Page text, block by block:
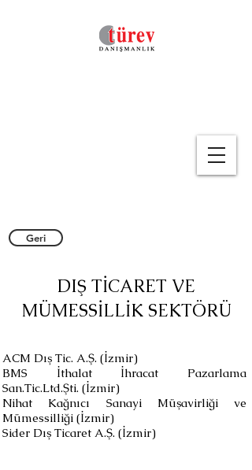
Geri
DIŞ TİCARET VE
MÜMESSİLLİK SEKTÖRÜ
ACM Dış Tic. A.Ş. (İzmir)
BMS İthalat İhracat Pazarlama
San.Tic.Ltd.Şti. (İzmir)
Nihat Kağnıcı Sanayi Müşavirliği ve
Mümessilliği (İzmir)
Sider Dış Ticaret A.Ş. (İzmir)